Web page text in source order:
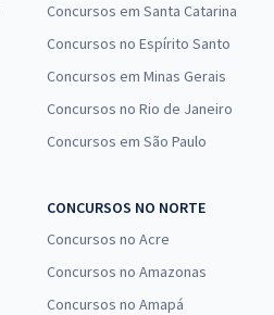
Concursos em Santa Catarina
Concursos no Espírito Santo
Concursos em Minas Gerais
Concursos no Rio de Janeiro
Concursos em São Paulo
CONCURSOS NO NORTE
Concursos no Acre
Concursos no Amazonas
Concursos no Amapá